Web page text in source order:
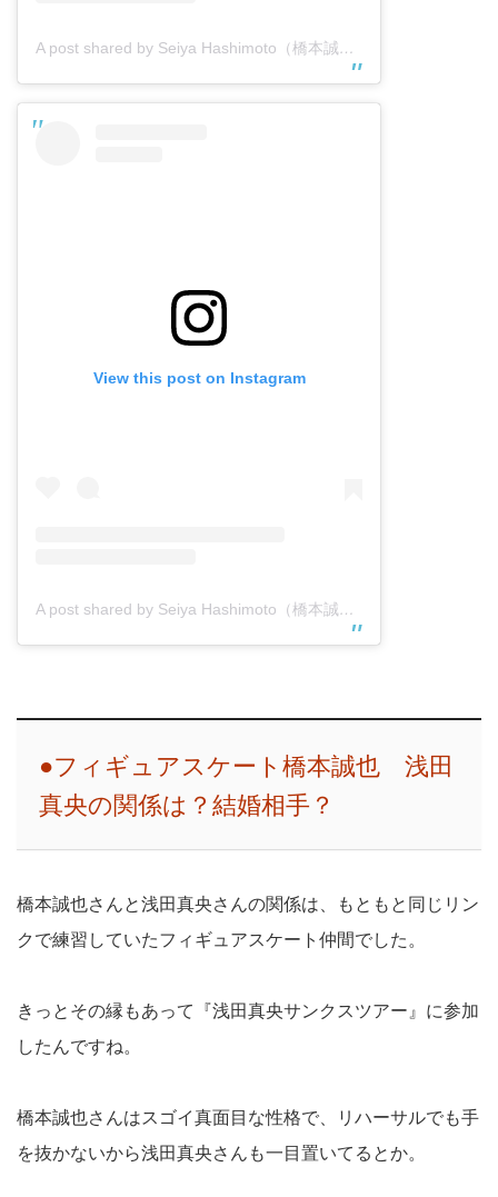
A post shared by Seiya Hashimoto（橋本誠也） (@seiya.h0713)
View this post on Instagram
A post shared by Seiya Hashimoto（橋本誠也） (@seiya.h0713)
●フィギュアスケート橋本誠也 浅田
真央の関係は？結婚相手？
橋本誠也さんと浅田真央さんの関係は、もともと同じリン
クで練習していたフィギュアスケート仲間でした。
きっとその縁もあって『浅田真央サンクスツアー』に参加
したんですね。
橋本誠也さんはスゴイ真面目な性格で、リハーサルでも手
を抜かないから浅田真央さんも一目置いてるとか。